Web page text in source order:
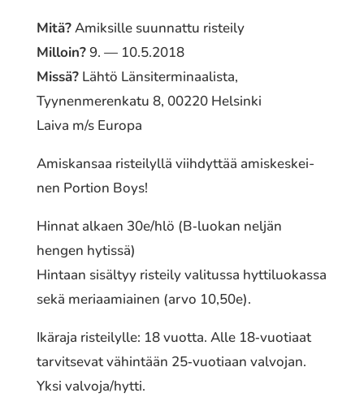
Mitä?Amiksille suunnattu risteily
Milloin?9. — 10.5.2018
Missä?Lähtö Länsiterminaalista,
Tyynenmerenkatu 8, 00220 Helsinki
Laiva m/s Europa
Amiskansaa ristei­lyl­lä viih­dyt­tää amis­kes­kei­
nen Portion Boys!
Hinnat alkaen 30e/hlö (B‐luokan neljän
hengen hytissä)
Hintaan sisäl­tyy ristei­ly vali­tus­sa hytti­luo­kas­sa
sekä meri­aa­miai­nen (arvo 10,50e).
Ikäraja ristei­lyl­le: 18 vuotta. Alle 18‐vuotiaat
tarvit­se­vat vähin­tään 25‐vuotiaan valvo­jan.
Yksi valvoja/hytti.